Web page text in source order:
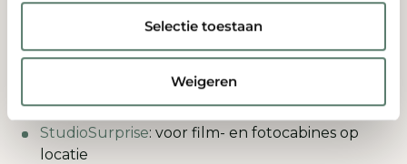
Selectie toestaan
Weigeren
mee organiseren. Denk aan:
Cake5 Exclusive Cakes: voor bruidstaarten en
trouwambtenaren
Style de dag: voor het stylen van je bruiloft
StudioSurprise: voor film- en fotocabines op
locatie